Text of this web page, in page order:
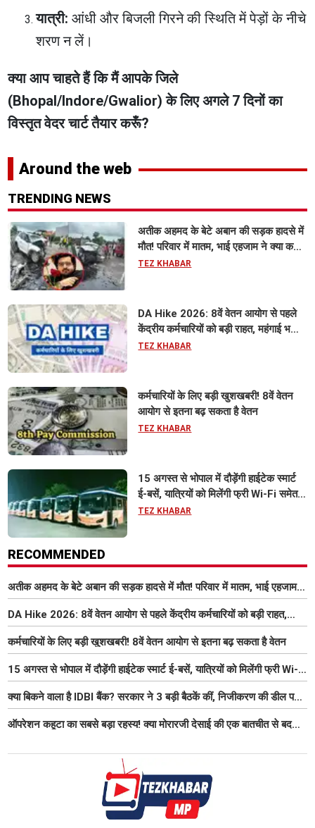
यात्री: आंधी और बिजली गिरने की स्थिति में पेड़ों के नीचे
शरण न लें।
क्या आप चाहते हैं कि मैं आपके जिले
(Bhopal/Indore/Gwalior) के लिए अगले 7 दिनों का
विस्तृत वेदर चार्ट तैयार करूँ?
Around the web
TRENDING NEWS
अतीक अहमद के बेटे अबान की सड़क हादसे में
मौत! परिवार में मातम, भाई एहजाम ने क्या कहा?
जानिए पूरा मामला
TEZ KHABAR
DA Hike 2026: 8वें वेतन आयोग से पहले
केंद्रीय कर्मचारियों को बड़ी राहत, महंगाई भत्ता
63% होने की संभावना
TEZ KHABAR
कर्मचारियों के लिए बड़ी खुशखबरी! 8वें वेतन
आयोग से इतना बढ़ सकता है वेतन
TEZ KHABAR
15 अगस्त से भोपाल में दौड़ेंगी हाईटेक स्मार्ट
ई-बसें, यात्रियों को मिलेंगी फ्री Wi-Fi समेत
आधुनिक सुविधा
TEZ KHABAR
RECOMMENDED
अतीक अहमद के बेटे अबान की सड़क हादसे में मौत! परिवार में मातम, भाई एहजाम ने
क्या कहा? जानिए पूरा मामला
DA Hike 2026: 8वें वेतन आयोग से पहले केंद्रीय कर्मचारियों को बड़ी राहत,
महंगाई भत्ता 63% होने की संभावना
कर्मचारियों के लिए बड़ी खुशखबरी! 8वें वेतन आयोग से इतना बढ़ सकता है वेतन
15 अगस्त से भोपाल में दौड़ेंगी हाईटेक स्मार्ट ई-बसें, यात्रियों को मिलेंगी फ्री Wi-
Fi समेत आधुनिक सुविधा
क्या बिकने वाला है IDBI बैंक? सरकार ने 3 बड़ी बैठकें कीं, निजीकरण की डील पर
बढ़ी हलचल
ऑपरेशन कहूटा का सबसे बड़ा रहस्य! क्या मोरारजी देसाई की एक बातचीत से बदल